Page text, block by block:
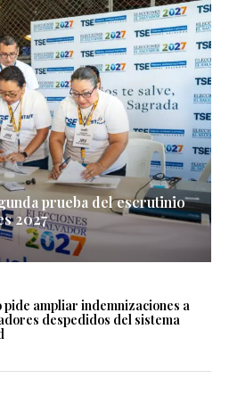
prueba del escrutinio
2027
pide ampliar indemnizaciones a
despedidos del sistema